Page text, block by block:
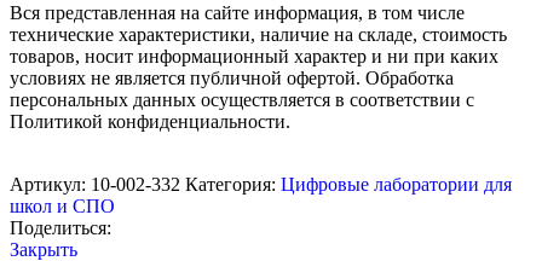
Вся представленная на сайте информация, в том числе
технические характеристики, наличие на складе, стоимость
товаров, носит информационный характер и ни при каких
условиях не является публичной офертой. Обработка
персональных данных осуществляется в соответствии с
Политикой конфиденциальности.
Артикул: 10-002-332 Категория: Цифровые лаборатории для
школ и СПО
Поделиться:
Закрыть